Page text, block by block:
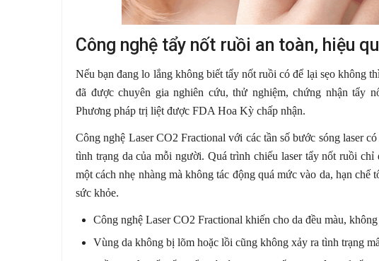
Công nghệ tẩy nốt ruồi an toàn, hiệu
Nếu bạn đang lo lắng không biết tẩy nốt ruồi có để lại sẹo không
đã được chuyên gia nghiên cứu, thử nghiệm, chứng nhận tẩy
Phương pháp trị liệt được FDA Hoa Kỳ chấp nhận.
Công nghệ Laser CO2 Fractional với các tần số bước sóng laser
tình trạng da của mỗi người. Quá trình chiếu laser tẩy nốt ruồi
một cách nhẹ nhàng mà không tác động quá mức vào da, hạn
sức khỏe.
Công nghệ Laser CO2 Fractional khiến cho da đều màu,
Vùng da không bị lõm hoặc lồi cũng không xảy ra tình trạng